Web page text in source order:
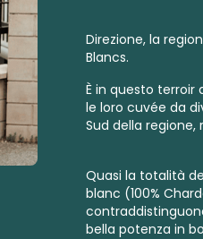
Direzione, la
Blancs.
È in questo terroir
le loro cuvée da
Sud della
Quasi la totalità
blanc (100%
bella potenza in